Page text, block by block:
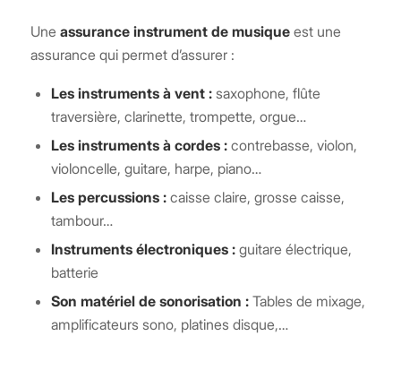
Une assurance instrument de musiqueest une
assurance qui permet d’assurer :
Les instruments à vent :saxophone, flûte
traversière, clarinette, trompette, orgue…
Les instruments à cordes :contrebasse, violon,
violoncelle, guitare, harpe, piano…
Les percussions :caisse claire, grosse caisse,
tambour…
Instruments électroniques :guitare électrique,
batterie
Son matériel de sonorisation :Tables de mixage,
amplificateurs sono, platines disque,…